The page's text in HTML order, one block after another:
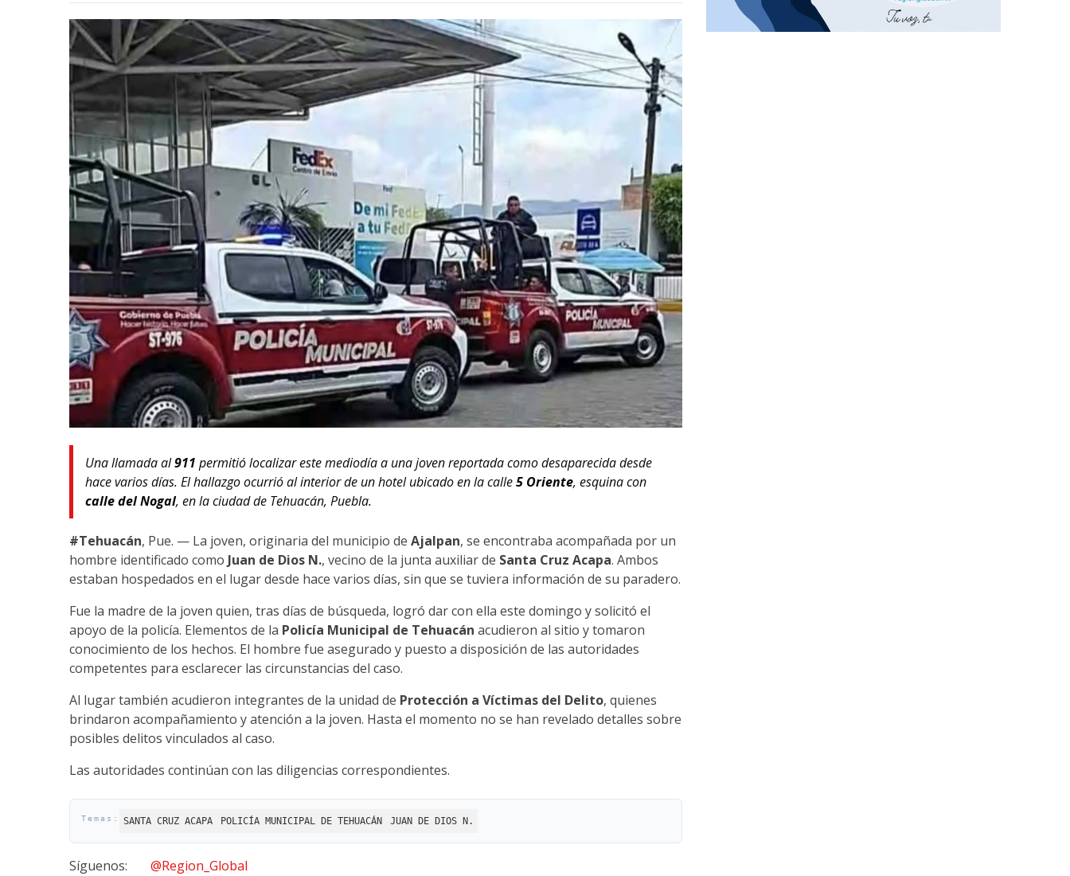
Una llamada al911 permitió localizar este mediodía a una joven reportada como desaparecida desde
hace varios días. El hallazgo ocurrió al interior de un hotel ubicado en la calle5 Oriente, esquina con
calle del Nogal, en la ciudad de Tehuacán, Puebla.
#Tehuacán, Pue. — La joven, originaria del municipio de Ajalpan, se encontraba acompañada por un
hombre identificado como Juan de Dios N., vecino de la junta auxiliar de Santa Cruz Acapa. Ambos
estaban hospedados en el lugar desde hace varios días, sin que se tuviera información de su paradero.
Fue la madre de la joven quien, tras días de búsqueda, logró dar con ella este domingo y solicitó el
apoyo de la policía. Elementos de la Policía Municipal de Tehuacán acudieron al sitio y tomaron
conocimiento de los hechos. El hombre fue asegurado y puesto a disposición de las autoridades
competentes para esclarecer las circunstancias del caso.
Al lugar también acudieron integrantes de la unidad de Protección a Víctimas del Delito, quienes
brindaron acompañamiento y atención a la joven. Hasta el momento no se han revelado detalles sobre
posibles delitos vinculados al caso.
Las autoridades continúan con las diligencias correspondientes.
SANTA CRUZ ACAPA POLICÍA MUNICIPAL DE TEHUACÁN JUAN DE DIOS N.
Síguenos: @Region_Global